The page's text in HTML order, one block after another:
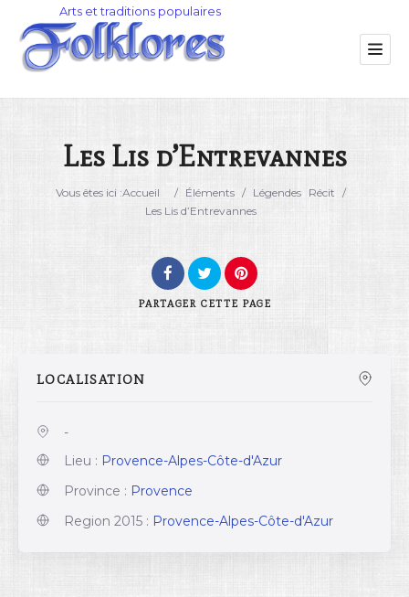
Catégorie
Les Lis d’Entrevannes
Vous êtes ici :Accueil / Éléments / Légendes Récit /
Les Lis d’Entrevannes
PARTAGER CETTE PAGE
LOCALISATION
-
Lieu : Provence-Alpes-Côte-d'Azur
Province : Provence
Region 2015 : Provence-Alpes-Côte-d'Azur